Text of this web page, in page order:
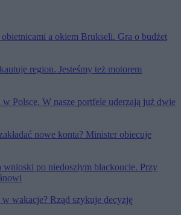
a okiem Brukseli. Gra o budżet
region. Jesteśmy też motorem
Polsce. W nasze portfele uderzają już dwie
nowe konta? Minister obiecuje
wnioski po niedoszłym blackoucie. Przy
w wakacje? Rząd szykuje decyzję